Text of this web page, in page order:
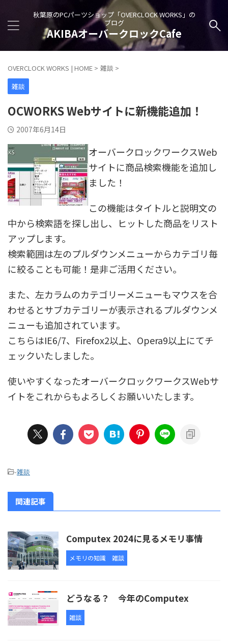
秋葉原のPCパーツショップ「OVERCLOCK WORKS」の
ブログ
AKIBAオーバークロックCafe
OVERCLOCK WORKS | HOME > 雑談 >
雑談
OCWORKS Webサイトに新機能追加！
2007年6月14日
オーバークロックワークスWeb
サイトに商品検索機能を追加し
ました！
この機能はタイトルと説明文の
中から検索語を探し出し、ヒットした商品をリスト
アップします。
検索範囲は左のプルダウンメニューからカテゴリ毎
に絞ることも可能！是非ご活用ください。
また、左カラムのカテゴリーメニューもマウスを合
わせるとサブカテゴリーが表示されるプルダウンメ
ニューも追加されています。
こちらはIE6/7、Firefox2以上、Opera9以上にてチ
ェックいたしました。
使いやすくなったオーバークロックワークスWebサ
イトをこれからもよろしくお願いいたします。
-雑談
関連記事
Computex 2024に見るメモリ事情
メモリの知識 雑談
どうなる？ 今年のComputex
雑談